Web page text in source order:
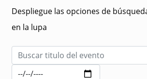
Despliegue las opciones de
en la lupa